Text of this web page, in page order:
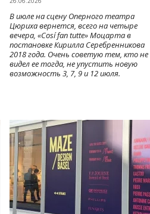
В июле на сцену Оперного театра
Цюриха вернется, всего на четыре
вечера, «Cosí fan tutte» Моцарта в
постановке Кирилла Серебренникова
2018 года. Очень советую тем, кто не
видел ее тогда, не упустить новую
возможность 3, 7, 9 и 12 июля.